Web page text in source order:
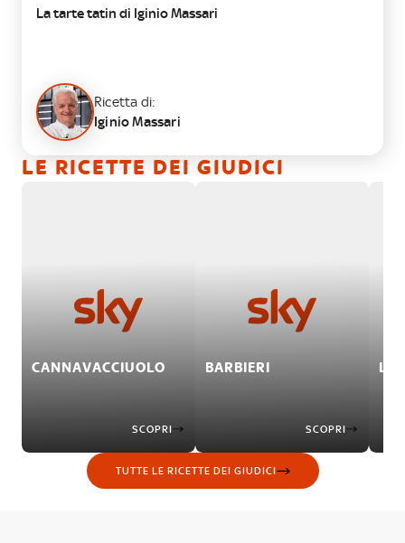
La tarte tatin di Iginio Massari
Ricetta di:
Iginio Massari
LE RICETTE DEI GIUDICI
CANNAVACCIUOLO
SCOPRI
BARBIERI
SCOPRI
TUTTE LE RICETTE DEI GIUDICI